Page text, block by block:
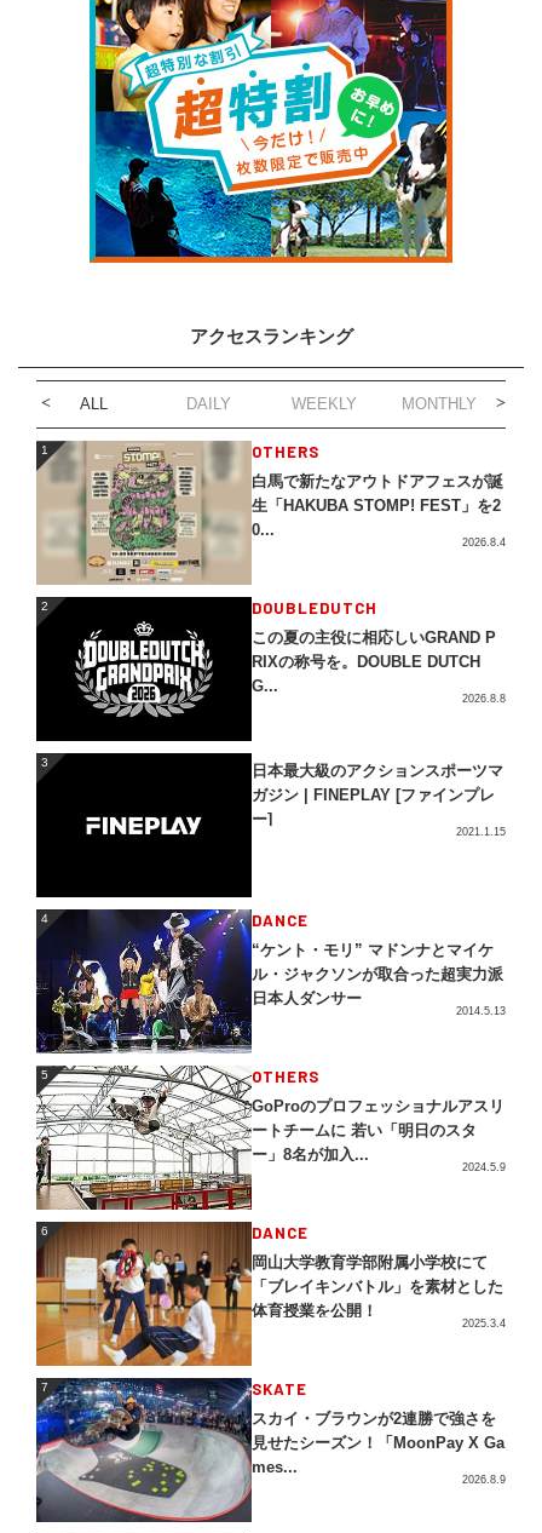
アクセスランキング
ALL DAILY WEEKLY MONTHLY
1 OTHERS
白馬で新たなアウトドアフェスが誕
生「HAKUBA STOMP! FEST」を2
0...
2026.8.4
2 DOUBLEDUTCH
この夏の主役に相応しいGRAND P
RIXの称号を。DOUBLE DUTCH
G...
2026.8.8
3
日本最大級のアクションスポーツマ
ガジン | FINEPLAY [ファインプレ
ー]
2021.1.15
4 DANCE
“ケント・モリ” マドンナとマイケ
ル・ジャクソンが取合った超実力派
日本人ダンサー
2014.5.13
5 OTHERS
GoProのプロフェッショナルアスリ
ートチームに 若い「明日のスタ
ー」8名が加入...
2024.5.9
6 DANCE
岡山大学教育学部附属小学校にて
「ブレイキンバトル」を素材とした
体育授業を公開！
2025.3.4
7 SKATE
スカイ・ブラウンが2連勝で強さを
見せたシーズン！「MoonPay X Ga
mes...
2026.8.9